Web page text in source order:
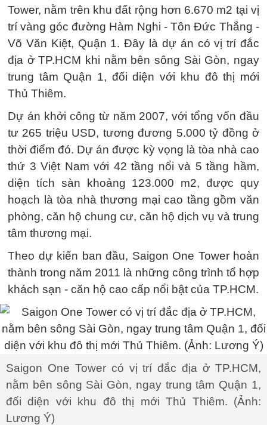
Tower, nằm trên khu đất rộng hơn 6.670 m2 tại vị
trí vàng góc đường Hàm Nghi - Tôn Đức Thắng -
Võ Văn Kiệt, Quận 1. Đây là dự án có vị trí đắc
địa ở TP.HCM khi nằm bên sông Sài Gòn, ngay
trung tâm Quận 1, đối diện với khu đô thị mới
Thủ Thiêm.
Dự án khởi công từ năm 2007, với tổng vốn đầu
tư 265 triệu USD, tương đương 5.000 tỷ đồng ở
thời điểm đó. Dự án được kỳ vọng là tòa nhà cao
thứ 3 Việt Nam với 42 tầng nổi và 5 tầng hầm,
diện tích sàn khoảng 123.000 m2, được quy
hoạch là tòa nhà thương mại cao tầng gồm văn
phòng, căn hộ chung cư, căn hộ dịch vụ và trung
tâm thương mại.
Theo dự kiến ban đầu, Saigon One Tower hoàn
thành trong năm 2011 là những công trình tổ hợp
khách sạn - căn hộ cao cấp nổi bật của TP.HCM.
Saigon One Tower có vị trí đắc địa ở TP.HCM,
nằm bên sông Sài Gòn, ngay trung tâm Quận 1,
đối diện với khu đô thị mới Thủ Thiêm. (Ảnh:
Lương Ý)